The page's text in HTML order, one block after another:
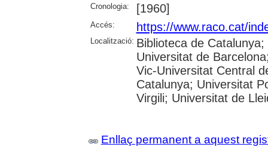
Cronologia: [1960]
Accés: https://www.raco.cat/
Localització: Biblioteca de
Universitat de
Vic-Universitat Central
Catalunya; Universitat
Virgili; Universitat de
Enllaç permanent a aquest